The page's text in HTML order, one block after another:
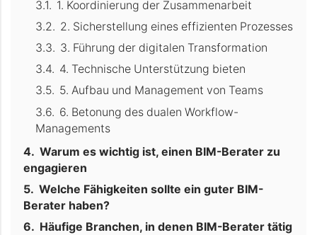
1. Koordinierung der Zusammenarbeit
2. Sicherstellung eines effizienten Prozesses
3. Führung der digitalen Transformation
4. Technische Unterstützung bieten
5. Aufbau und Management von Teams
6. Betonung des dualen Workflow-
Managements
Warum es wichtig ist, einen BIM-Berater zu
engagieren
Welche Fähigkeiten sollte ein guter BIM-
Berater haben?
Häufige Branchen, in denen BIM-Berater tätig